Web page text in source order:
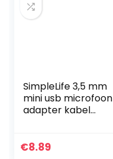
SimpleLife 3,5 mm
mini usb microfoon
adapter kabel
€8.89